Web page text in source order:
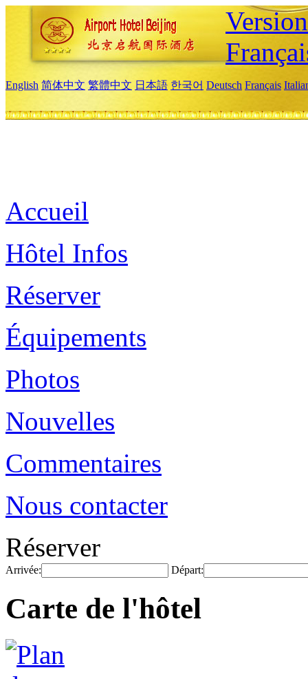
English 简体中文 繁體中文 日本語 한국어 Deutsch Français
Accueil
Hôtel Infos
Réserver
Équipements
Photos
Nouvelles
Commentaires
Nous contacter
Réserver
Arrivée: Départ:
Carte de l'hôtel